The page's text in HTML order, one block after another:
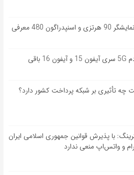
گوشی اقتصادی آنر پلی 6C با نمایشگر 90 هرتزی و اسنپدراگون 480 معرفی
کوالکام احتمالا تامین‌کننده مودم 5G سری آیفون 15 و آیفون 16 باقی
چه تأثیری بر شبکه پرداخت کشور دارد؟
با پذیرش قوانین جمهوری اسلامی ایران
و واتس‌اپ منعی ندارد